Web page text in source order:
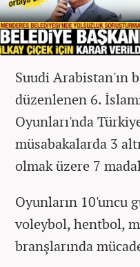
Suudi Arabistan'ın
düzenlenen 6.
Oyunları'nda
müsabakalarda 3
olmak üzere 7
Oyunların 10'uncu
voleybol, hentbol,
branşlarında